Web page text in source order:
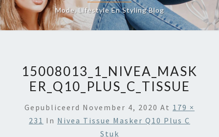
Mode, Lifestyle En Styling Blog
15008013_1_NIVEA_MASK
ER_Q10_PLUS_C_TISSUE
Gepubliceerd November 4, 2020 At 179 ×
231 In Nivea Tissue Masker Q10 Plus C
Stuk